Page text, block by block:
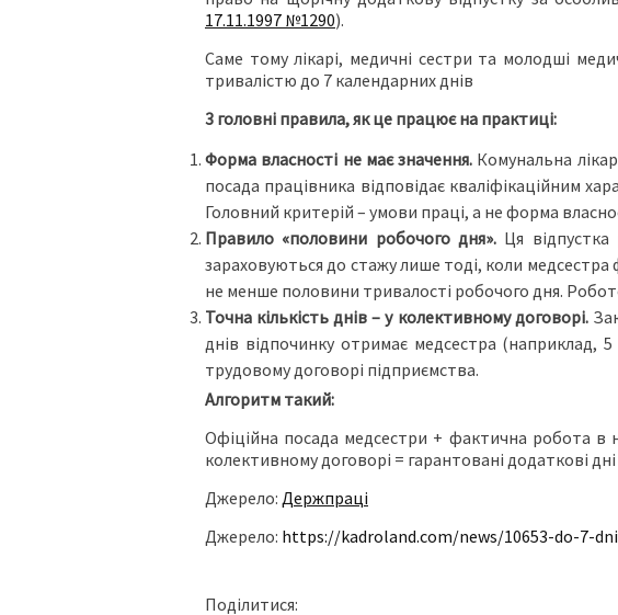
17.11.1997 №1290).
Саме тому лікарі, медичні сестри та молодші
тривалістю до 7 календарних днів
3 головні правила, як це працює на практиці:
Форма власності не має значення. Комунальна
посада працівника відповідає кваліфікаційним
Головний критерій – умови праці, а не форма
Правило «половини робочого дня».Ця відпустка
зараховуються до стажу лише тоді, коли
не менше половини тривалості робочого дня.
Точна кількість днів – у колективному договорі.
днів відпочинку отримає медсестра (наприклад,
трудовому договорі підприємства.
Алгоритм такий:
Офіційна посада медсестри + фактична робота в
колективному договорі = гарантовані додаткові
Джерело: Держпраці
Джерело: https://kadroland.com/news/10653-do-7-
Поділитися: